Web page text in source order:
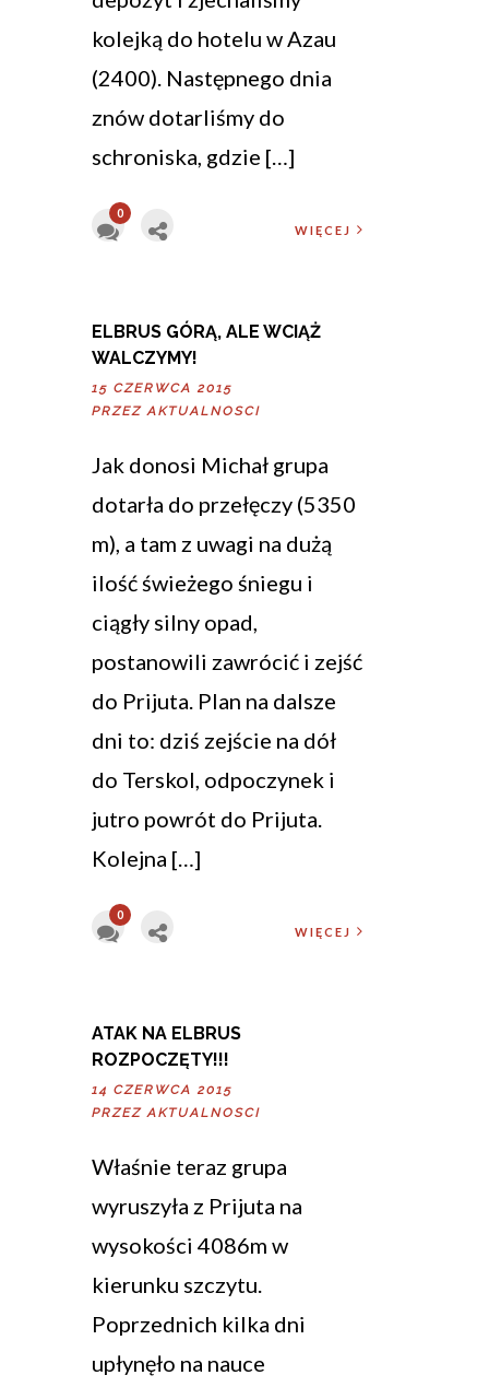
kolejką do hotelu w Azau
(2400). Następnego dnia
znów dotarliśmy do
schroniska, gdzie […]
0
WIĘCEJ
ELBRUS GÓRĄ, ALE WCIĄŻ
WALCZYMY!
15 CZERWCA 2015
PRZEZ AKTUALNOSCI
Jak donosi Michał grupa
dotarła do przełęczy (5350
m), a tam z uwagi na dużą
ilość świeżego śniegu i
ciągły silny opad,
postanowili zawrócić i zejść
do Prijuta. Plan na dalsze
dni to: dziś zejście na dół
do Terskol, odpoczynek i
jutro powrót do Prijuta.
Kolejna […]
0
WIĘCEJ
ATAK NA ELBRUS
ROZPOCZĘTY!!!
14 CZERWCA 2015
PRZEZ AKTUALNOSCI
Właśnie teraz grupa
wyruszyła z Prijuta na
wysokości 4086m w
kierunku szczytu.
Poprzednich kilka dni
upłynęło na nauce